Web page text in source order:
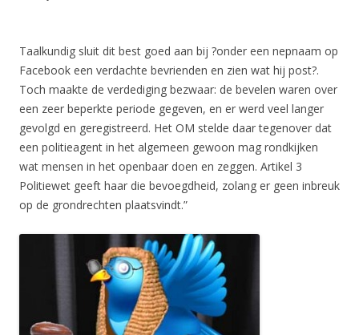
Taalkundig sluit dit best goed aan bij ?onder een nepnaam op
Facebook een verdachte bevrienden en zien wat hij post?.
Toch maakte de verdediging bezwaar: de bevelen waren over
een zeer beperkte periode gegeven, en er werd veel langer
gevolgd en geregistreerd. Het OM stelde daar tegenover dat
een politieagent in het algemeen gewoon mag rondkijken
wat mensen in het openbaar doen en zeggen. Artikel 3
Politiewet geeft haar die bevoegdheid, zolang er geen inbreuk
op de grondrechten plaatsvindt.”